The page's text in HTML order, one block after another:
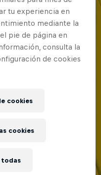
tu experiencia en
mediante la
pie de página en
consulta la
de cookies
cookies
todas
cookies